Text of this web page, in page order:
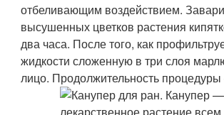
отбеливающим воздействием.
высушенных цветков растения
два часа. После того, как
жидкости сложенную в три слоя
лицо. Продолжительность процедуры